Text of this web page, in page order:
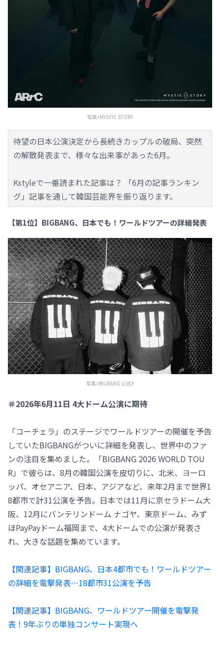
写真=MYSTIC STORY
待望の日本公演決定から長続きカップルの破局、突然
の解散発表まで、様々な出来事があった6月。
Kstyleで一番読まれた記事は？ 「6月の記事ランキン
グ」記事を通して韓国芸能界を振り返ります。
【第1位】BIGBANG、日本でも！ワールドツアーの詳細発表
写真=BIGBANG 公式X
＃2026年6月11日 4大ドーム公演に期待
「コーチェラ」のステージでワールドツアーの開催を予告
していたBIGBANGがついに詳細を発表し、世界中のファ
ンの注目を集めました。「BIGBANG 2026 WORLD TOU
R」で彼らは、8月の韓国公演を皮切りに、北米、ヨーロ
ッパ、オセアニア、日本、アジアなど、来年2月まで世界1
8都市で計31公演を予告。日本では11月に京セラドーム大
阪、12月にバンテリンドーム ナゴヤ、東京ドーム、みず
ほPayPayドーム福岡まで、4大ドームでの公演が発表さ
れ、大きな話題を集めています。
【関連記事】BIGBANG、日本4都市でも！ワールドツアー
の詳細を電撃発表…18都市31公演を予告
【関連記事】BIGBANG、ワールドツアー開催を電撃発
表！9年ぶりの単独コンサート実現へ